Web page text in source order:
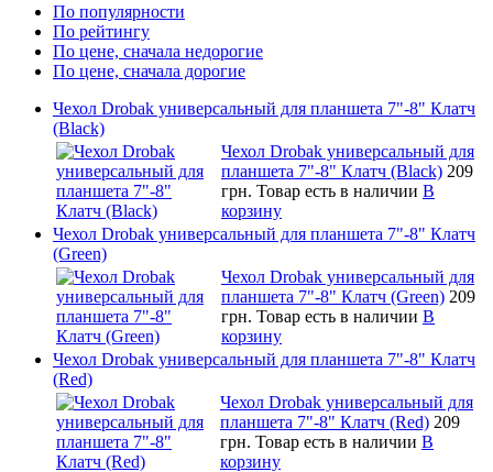
По популярности
По рейтингу
По цене, сначала недорогие
По цене, сначала дорогие
Чехол Drobak универсальный для планшета 7"-8" Клатч
(Black)
Чехол Drobak универсальный для
планшета 7"-8" Клатч (Black) 209
грн. Товар есть в наличии В
корзину
Чехол Drobak универсальный для планшета 7"-8" Клатч
(Green)
Чехол Drobak универсальный для
планшета 7"-8" Клатч (Green) 209
грн. Товар есть в наличии В
корзину
Чехол Drobak универсальный для планшета 7"-8" Клатч
(Red)
Чехол Drobak универсальный для
планшета 7"-8" Клатч (Red) 209
грн. Товар есть в наличии В
корзину